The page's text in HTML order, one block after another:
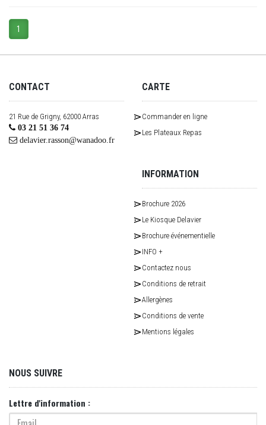
1
CONTACT
21 Rue de Grigny, 62000 Arras
03 21 51 36 74
delavier.rasson@wanadoo.fr
CARTE
Commander en ligne
Les Plateaux Repas
INFORMATION
Brochure 2026
Le Kiosque Delavier
Brochure événementielle
INFO +
Contactez nous
Conditions de retrait
Allergènes
Conditions de vente
Mentions légales
NOUS SUIVRE
Lettre d'information :